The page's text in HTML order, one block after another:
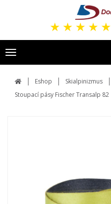
★ ★ ★ ★ ★
Toggle
navigation
Eshop Skialpinizmus
Stoupací pásy Fischer Transalp 82